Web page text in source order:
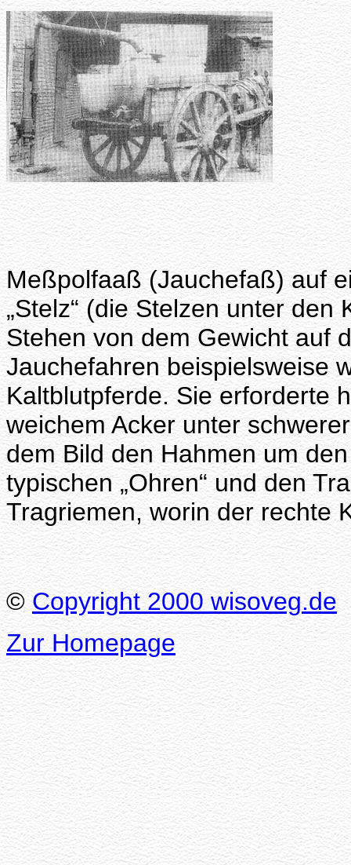
Meßpolfaaß (Jauchefaß) auf
„Stelz“ (die Stelzen unter
Stehen von dem Gewicht auf
Jauchefahren beispielsweise
Kaltblutpferde. Sie erforderte
weichem Acker unter
dem Bild den Hahmen um
typischen „Ohren“ und den
Tragriemen, worin der rechte
© Copyright 2000 wisoveg.de
Zur Homepage